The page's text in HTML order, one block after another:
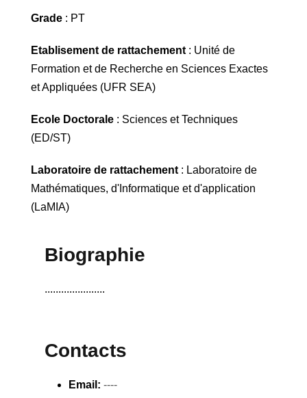
Grade: PT
Etablisement de rattachement: Unité de
Formation et de Recherche en Sciences Exactes
et Appliquées (UFR SEA)
Ecole Doctorale: Sciences et Techniques
(ED/ST)
Laboratoire de rattachement: Laboratoire de
Mathématiques, d'Informatique et d'application
(LaMIA)
Biographie
......................
Contacts
Email: ----